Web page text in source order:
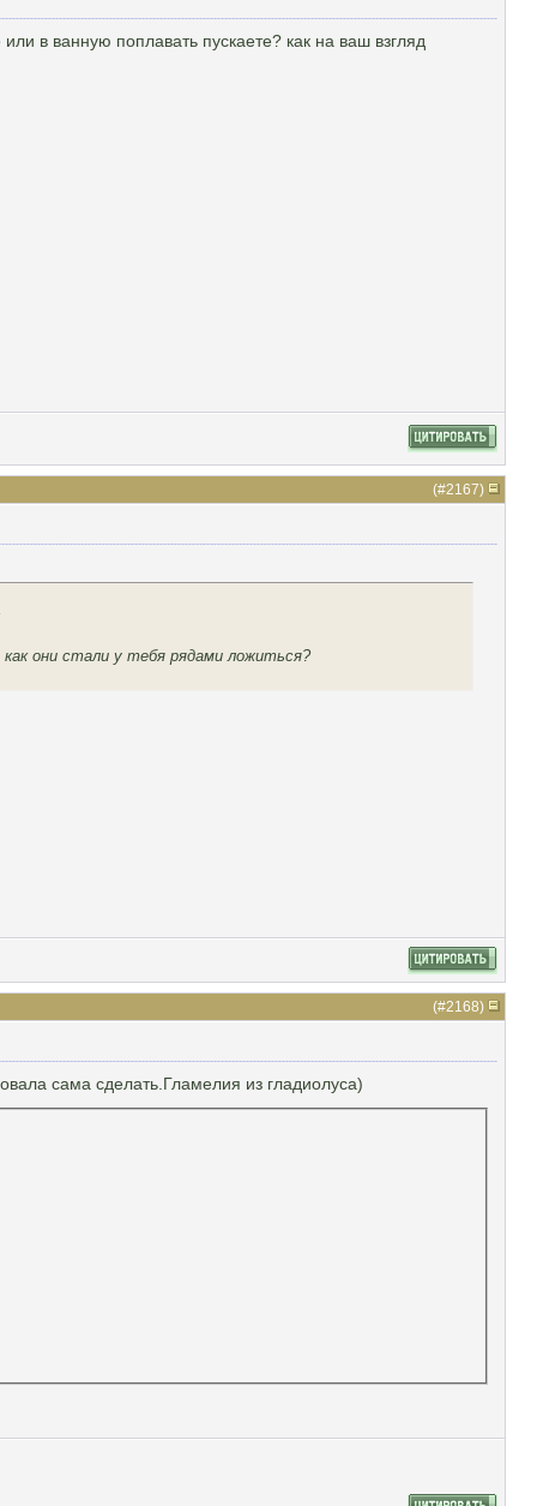
в ванную поплавать пускаете? как на ваш взгляд
(#2167)
они стали у тебя рядами ложиться?
(#2168)
сама сделать.Гламелия из гладиолуса)